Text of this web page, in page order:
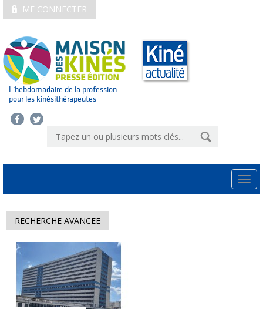
ME CONNECTER
L’hebdomadaire de la profession
pour les kinésithérapeutes
RECHERCHE AVANCEE